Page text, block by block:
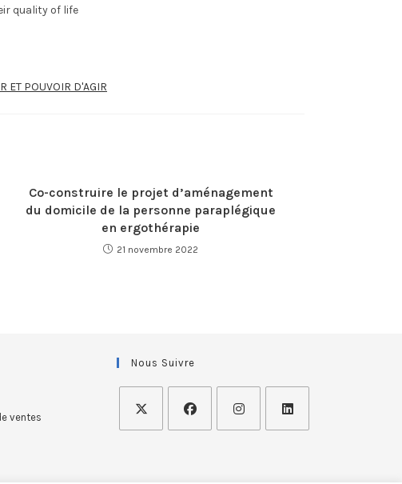
quality of life
ET POUVOIR D'AGIR
Co-construire le projet d’aménagement
du domicile de la personne paraplégique
en ergothérapie
21 novembre 2022
ventes
Nous Suivre